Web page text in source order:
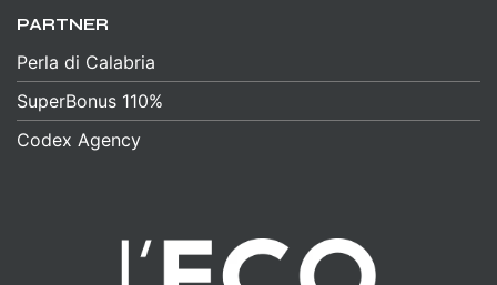
PARTNER
Perla di Calabria
SuperBonus 110%
Codex Agency